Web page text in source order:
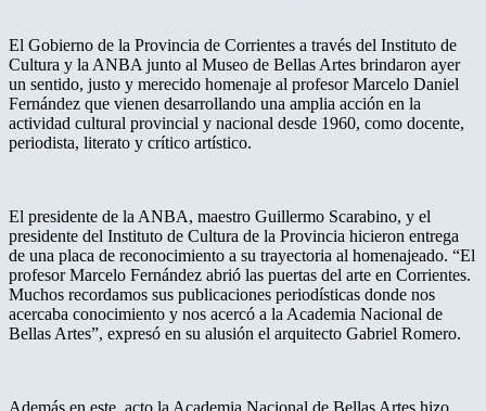
El Gobierno de la Provincia de Corrientes a través del Instituto de
Cultura y la ANBA junto al Museo de Bellas Artes brindaron ayer
un sentido, justo y merecido homenaje al profesor Marcelo Daniel
Fernández que vienen desarrollando una amplia acción en la
actividad cultural provincial y nacional desde 1960, como docente,
periodista, literato y crítico artístico.
El presidente de la ANBA, maestro Guillermo Scarabino, y el
presidente del Instituto de Cultura de la Provincia hicieron entrega
de una placa de reconocimiento a su trayectoria al homenajeado. “El
profesor Marcelo Fernández abrió las puertas del arte en Corrientes.
Muchos recordamos sus publicaciones periodísticas donde nos
acercaba conocimiento y nos acercó a la Academia Nacional de
Bellas Artes”, expresó en su alusión el arquitecto Gabriel Romero.
Además en este acto la Academia Nacional de Bellas Artes hizo